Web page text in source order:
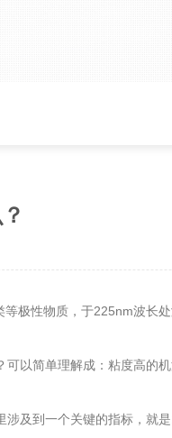
性物质，于225nm波长
简单理解成：粘度高的
到一个关键的指标，就是